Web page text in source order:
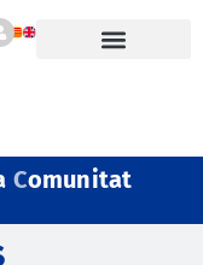
Comunitat